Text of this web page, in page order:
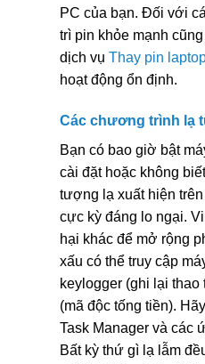
PC của bạn. Đối với
trì pin khỏe mạnh
dịch vụ Thay pin
hoạt động ổn định.
Các chương trình lạ
Bạn có bao giờ bật
cài đặt hoặc không
tượng lạ xuất hiện
cực kỳ đáng lo ngại.
hại khác để mở rộng
xấu có thể truy cập
keylogger (ghi lại
(mã độc tống tiền).
Task Manager và các
Bất kỳ thứ gì lạ lẫm